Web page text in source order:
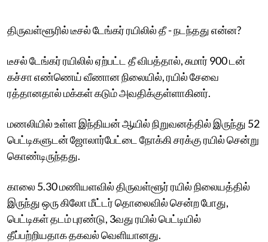
திருவள்ளூரில் டீசல் டேங்கர் ரயிலில் தீ - நடந்தது என்ன?
டீசல் டேங்கர் ரயிலில் ஏற்பட்ட தீ விபத்தால், சுமார் 900 டன்
கச்சா எண்ணெய் வீணான நிலையில், ரயில் சேவை
ரத்தானதால் மக்கள் கடும் அவதிக்குள்ளாகினர்.
மணலியில் உள்ள இந்தியன் ஆயில் நிறுவனத்தில் இருந்து 52
பெட்டிகளுடன் ஜோலார்பேட்டை நோக்கி சரக்கு ரயில் சென்று
கொண்டிருந்தது.
காலை 5.30 மணியளவில் திருவள்ளூர் ரயில் நிலையத்தில்
இருந்து ஒரு கிலோ மீட்டர் தொலைவில் சென்ற போது,
பெட்டிகள் தடம் புரண்டு, 3வது ரயில் பெட்டியில்
தீப்பற்றியதாக தகவல் வெளியானது.